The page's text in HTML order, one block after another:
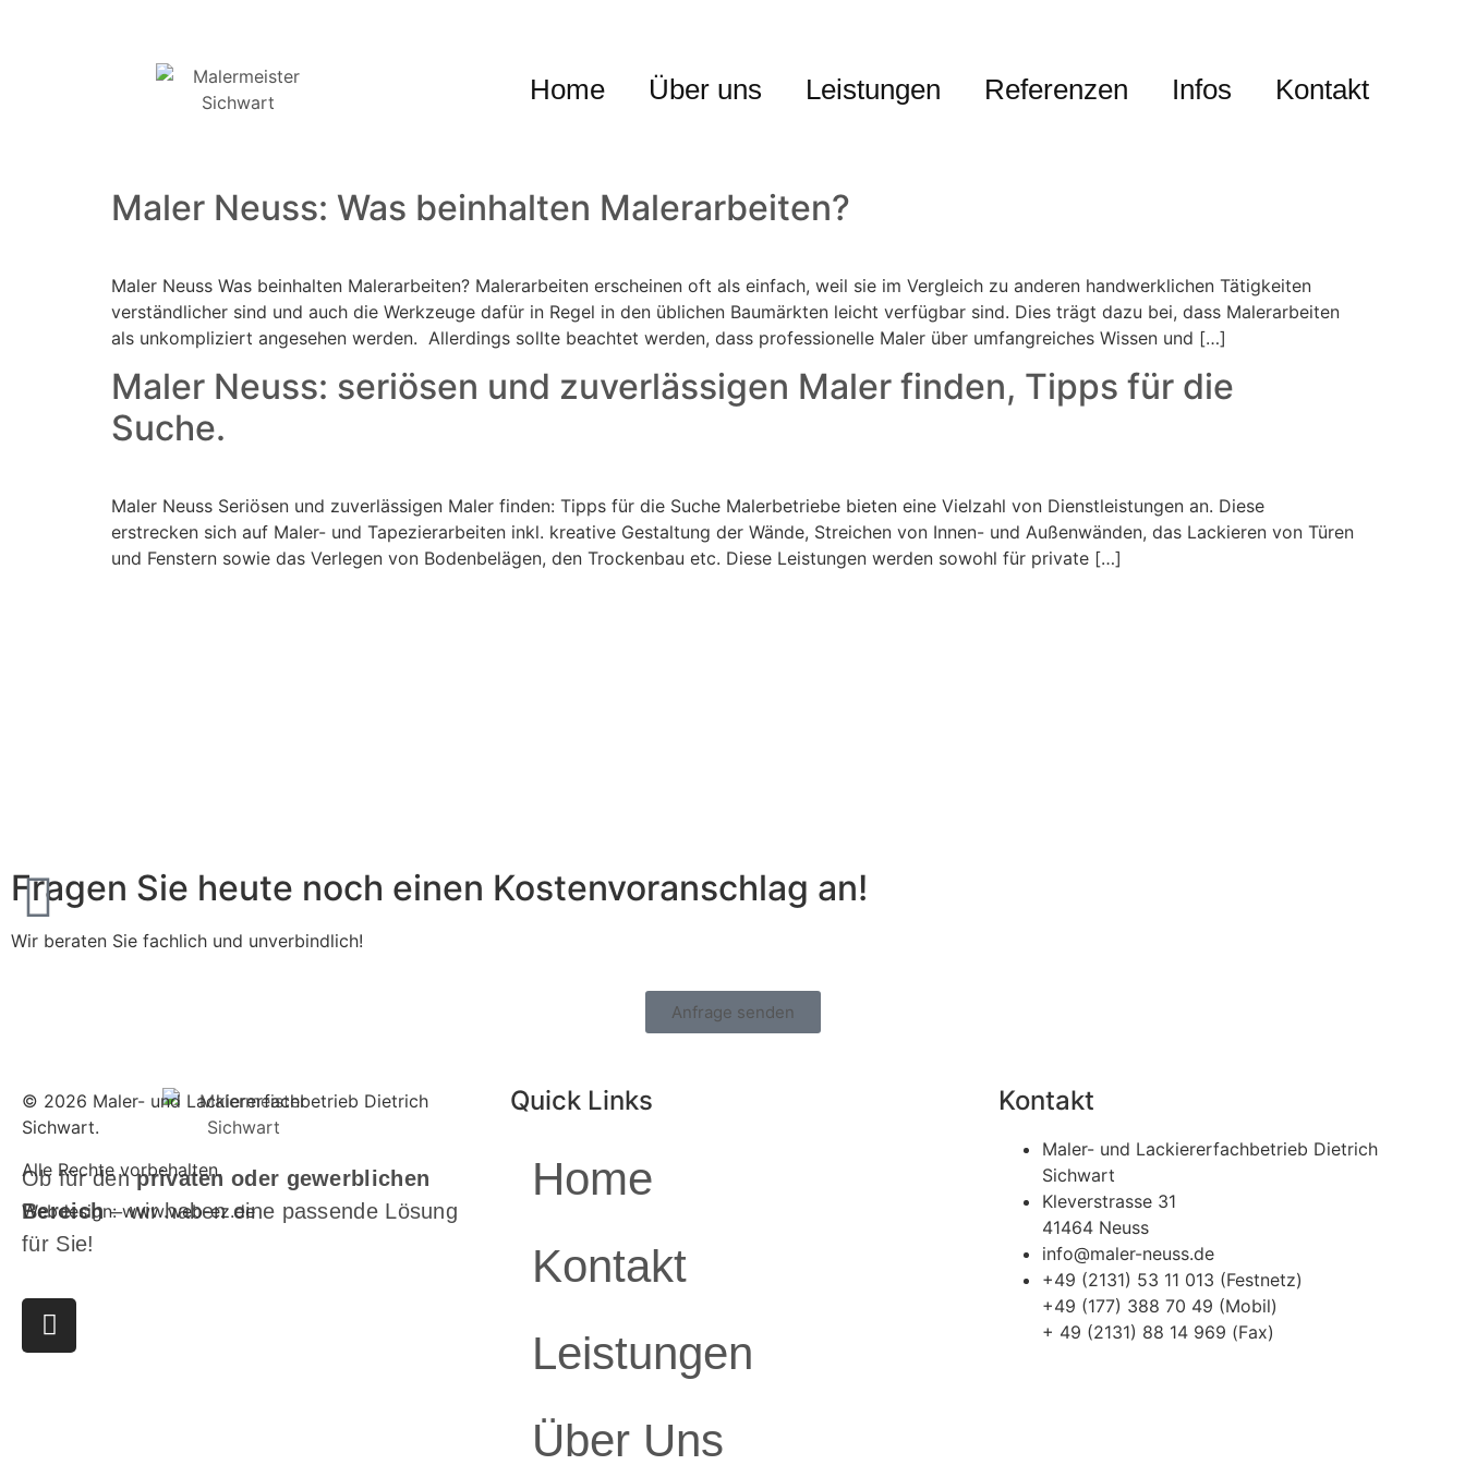
Home Über uns Leistungen Referenzen Infos Kontakt
Maler Neuss: Was beinhalten Malerarbeiten?
Maler Neuss Was beinhalten Malerarbeiten? Malerarbeiten erscheinen oft als einfach, weil sie im Vergleich zu anderen handwerklichen Tätigkeiten
verständlicher sind und auch die Werkzeuge dafür in Regel in den üblichen Baumärkten leicht verfügbar sind. Dies trägt dazu bei, dass Malerarbeiten
als unkompliziert angesehen werden. Allerdings sollte beachtet werden, dass professionelle Maler über umfangreiches Wissen und […]
Maler Neuss: seriösen und zuverlässigen Maler finden, Tipps für die
Suche.
Maler Neuss Seriösen und zuverlässigen Maler finden: Tipps für die Suche Malerbetriebe bieten eine Vielzahl von Dienstleistungen an. Diese
erstrecken sich auf Maler- und Tapezierarbeiten inkl. kreative Gestaltung der Wände, Streichen von Innen- und Außenwänden, das Lackieren von Türen
und Fenstern sowie das Verlegen von Bodenbelägen, den Trockenbau etc. Diese Leistungen werden sowohl für private […]
Fragen Sie heute noch einen Kostenvoranschlag an!
Wir beraten Sie fachlich und unverbindlich!
Anfrage senden
Ob für denprivaten oder gewerblichen
Bereich– wir haben eine passende Lösung
für Sie!
© 2026 Maler- und Lackiererfachbetrieb Dietrich
Sichwart.
Alle Rechte vorbehalten.
Webdesign: www.web-ez.de
Quick Links
Home
Kontakt
Leistungen
Über Uns
Kontakt
Maler- und Lackiererfachbetrieb Dietrich
Sichwart
Kleverstrasse 31
41464 Neuss
info@maler-neuss.de
+49 (2131) 53 11 013 (Festnetz)
+49 (177) 388 70 49 (Mobil)
+ 49 (2131) 88 14 969 (Fax)